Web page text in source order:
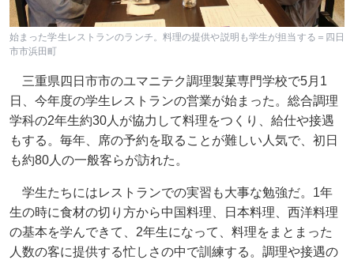
始まった学生レストランのランチ。料理の提供や説明も学生が担当する＝四日
市市浜田町
三重県四日市市のユマニテク調理製菓専門学校で5月1
日、今年度の学生レストランの営業が始まった。総合調理
学科の2年生約30人が協力して料理をつくり、給仕や接遇
もする。毎年、席の予約を取ることが難しい人気で、初日
も約80人の一般客らが訪れた。
学生たちにはレストランでの実習も大事な勉強だ。1年
生の時に食材の切り方から中国料理、日本料理、西洋料理
の基本を学んできて、2年生になって、料理をまとまった
人数の客に提供する忙しさの中で訓練する。調理や接遇の